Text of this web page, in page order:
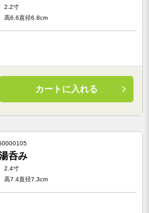
2.2寸
高6.6直径6.8cm
カートに入れる
呑み
2.4寸
高7.4直径7.3cm